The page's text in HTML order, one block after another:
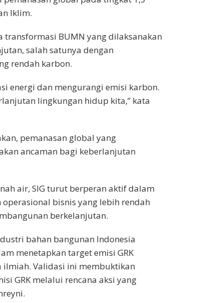
Iklim.
transformasi BUMN yang dilaksanakan
salah satunya dengan
rendah karbon.
energi dan mengurangi emisi karbon.
lingkungan hidup kita,” kata
pemanasan global yang
ancaman bagi keberlanjutan
air, SIG turut berperan aktif dalam
bisnis yang lebih rendah
berkelanjutan.
bahan bangunan Indonesia
menetapkan target emisi GRK
Validasi ini membuktikan
GRK melalui rencana aksi yang